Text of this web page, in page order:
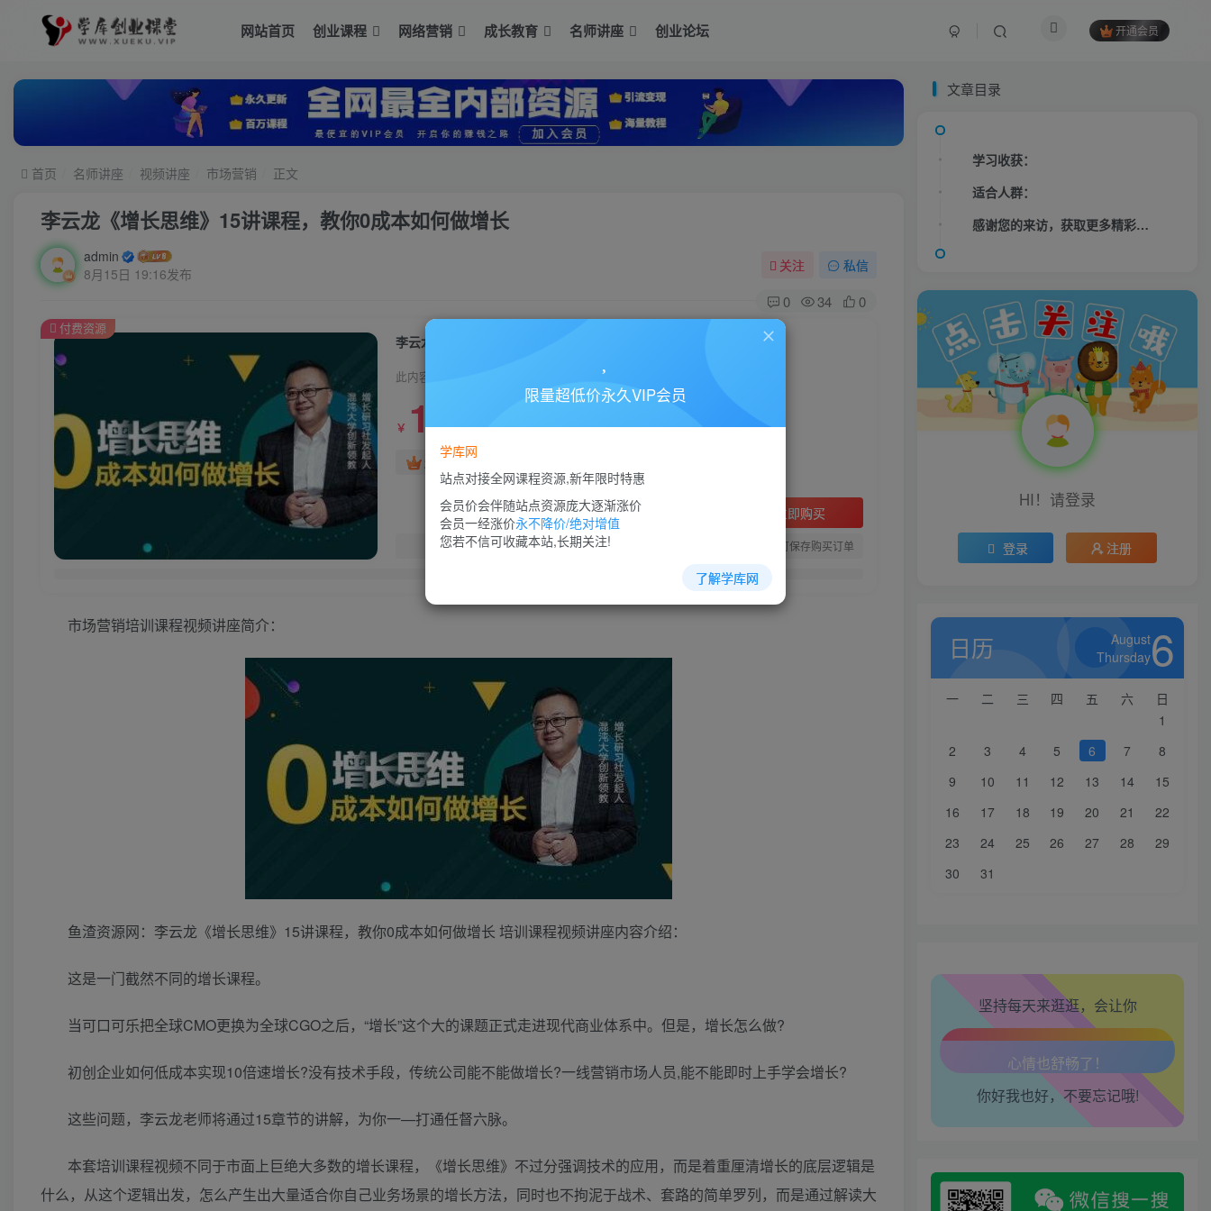
网站首页 创业课程 网络营销 成长教育 名师讲座 创业论坛 开通会员
首页 名师讲座 视频讲座 市场营销 正文
李云龙《增长思维》15讲课程，教你0成本如何做增长
admin
8月15日 19:16发布
关注 私信
0 34 0
李云龙《增长思维》15讲课程，教你0成本如何做增长
此内容为付费资源，请付费后查看
￥ 10￥88
超级会员免费
立即购买
您当前未登录！建议登陆后购买，可保存购买订单
付费资源
市场营销培训课程视频讲座简介：
鱼渣资源网：李云龙《增长思维》15讲课程，教你0成本如何做增长 培训课程视频讲座内容介绍：
这是一门截然不同的增长课程。
当可口可乐把全球CMO更换为全球CGO之后，“增长”这个大的课题正式走进现代商业体系中。但是，增长怎么做?
初创企业如何低成本实现10倍速增长?没有技术手段，传统公司能不能做增长?一线营销市场人员,能不能即时上手学会增长?
这些问题，李云龙老师将通过15章节的讲解，为你一—打通任督六脉。
本套培训课程视频不同于市面上巨绝大多数的增长课程，《增长思维》不过分强调技术的应用，而是着重厘清增长的底层逻辑是
什么，从这个逻辑出发，怎么产生出大量适合你自己业务场景的增长方法，同时也不拘泥于战术、套路的简单罗列，而是通过解读大
文章目录
学习收获：
适合人群：
感谢您的来访，获取更多精彩文章请收藏本站。
HI！请登录
登录 注册
日历
August
Thursday6
一 二 三 四 五 六
日
1
2
3 4 5 6 7
8
9
10 11 12 13 14
15
16
17 18 19 20 21
22
23
24 25 26 27 28
29
30
31
坚持每天来逛逛，会让你
生活也美好了！
腰也不酸了！
工作也轻松了！
你好我也好，不要忘记哦!
限量超低价永久VIP会员
学库网
站点对接全网课程资源,新年限时特惠
会员价会伴随站点资源庞大逐渐涨价
会员一经涨价永不降价/绝对增值
您若不信可收藏本站,长期关注!
了解学库网